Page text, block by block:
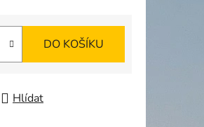
DO KOŠÍKU
Hlídat